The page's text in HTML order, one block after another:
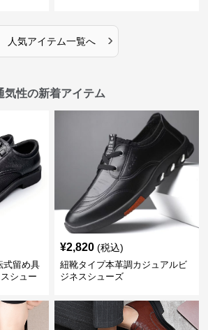
人気アイテム一覧へ ›
気性の新着アイテム
式留め具
シュー
¥2,820 (税込)
紐靴タイプ本革調カジュアルビ
ジネスシューズ